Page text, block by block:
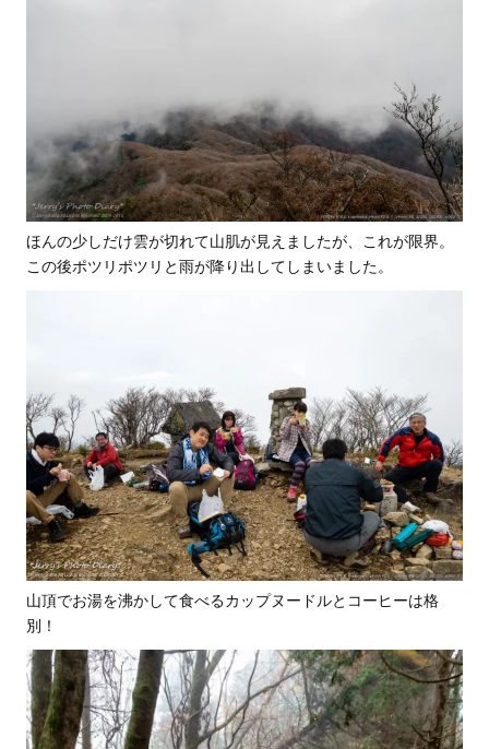
ほんの少しだけ雲が切れて山肌が見えましたが、これが限界。
この後ポツリポツリと雨が降り出してしまいました。
山頂でお湯を沸かして食べるカップヌードルとコーヒーは格
別！